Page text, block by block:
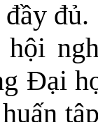
đủ.
hội
Đại